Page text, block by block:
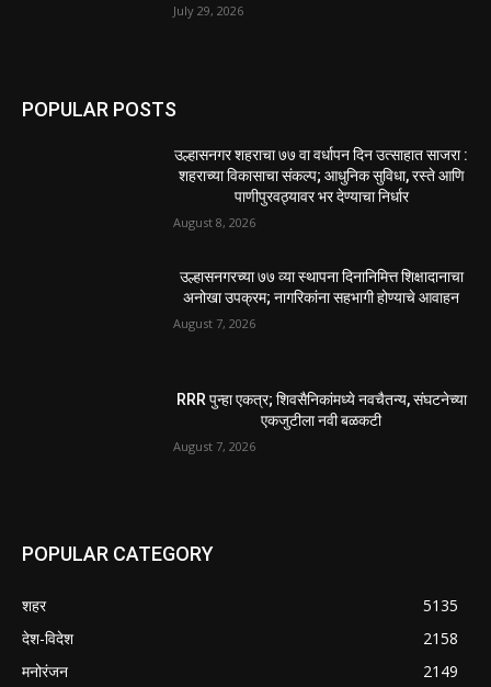
July 29, 2026
POPULAR POSTS
उल्हासनगर शहराचा ७७ वा वर्धापन दिन उत्साहात साजरा :
शहराच्या विकासाचा संकल्प; आधुनिक सुविधा, रस्ते आणि
पाणीपुरवठ्यावर भर देण्याचा निर्धार
August 8, 2026
उल्हासनगरच्या ७७ व्या स्थापना दिनानिमित्त शिक्षादानाचा
अनोखा उपक्रम; नागरिकांना सहभागी होण्याचे आवाहन
August 7, 2026
RRR पुन्हा एकत्र; शिवसैनिकांमध्ये नवचैतन्य, संघटनेच्या
एकजुटीला नवी बळकटी
August 7, 2026
POPULAR CATEGORY
शहर
5135
देश-विदेश
2158
मनोरंजन
2149